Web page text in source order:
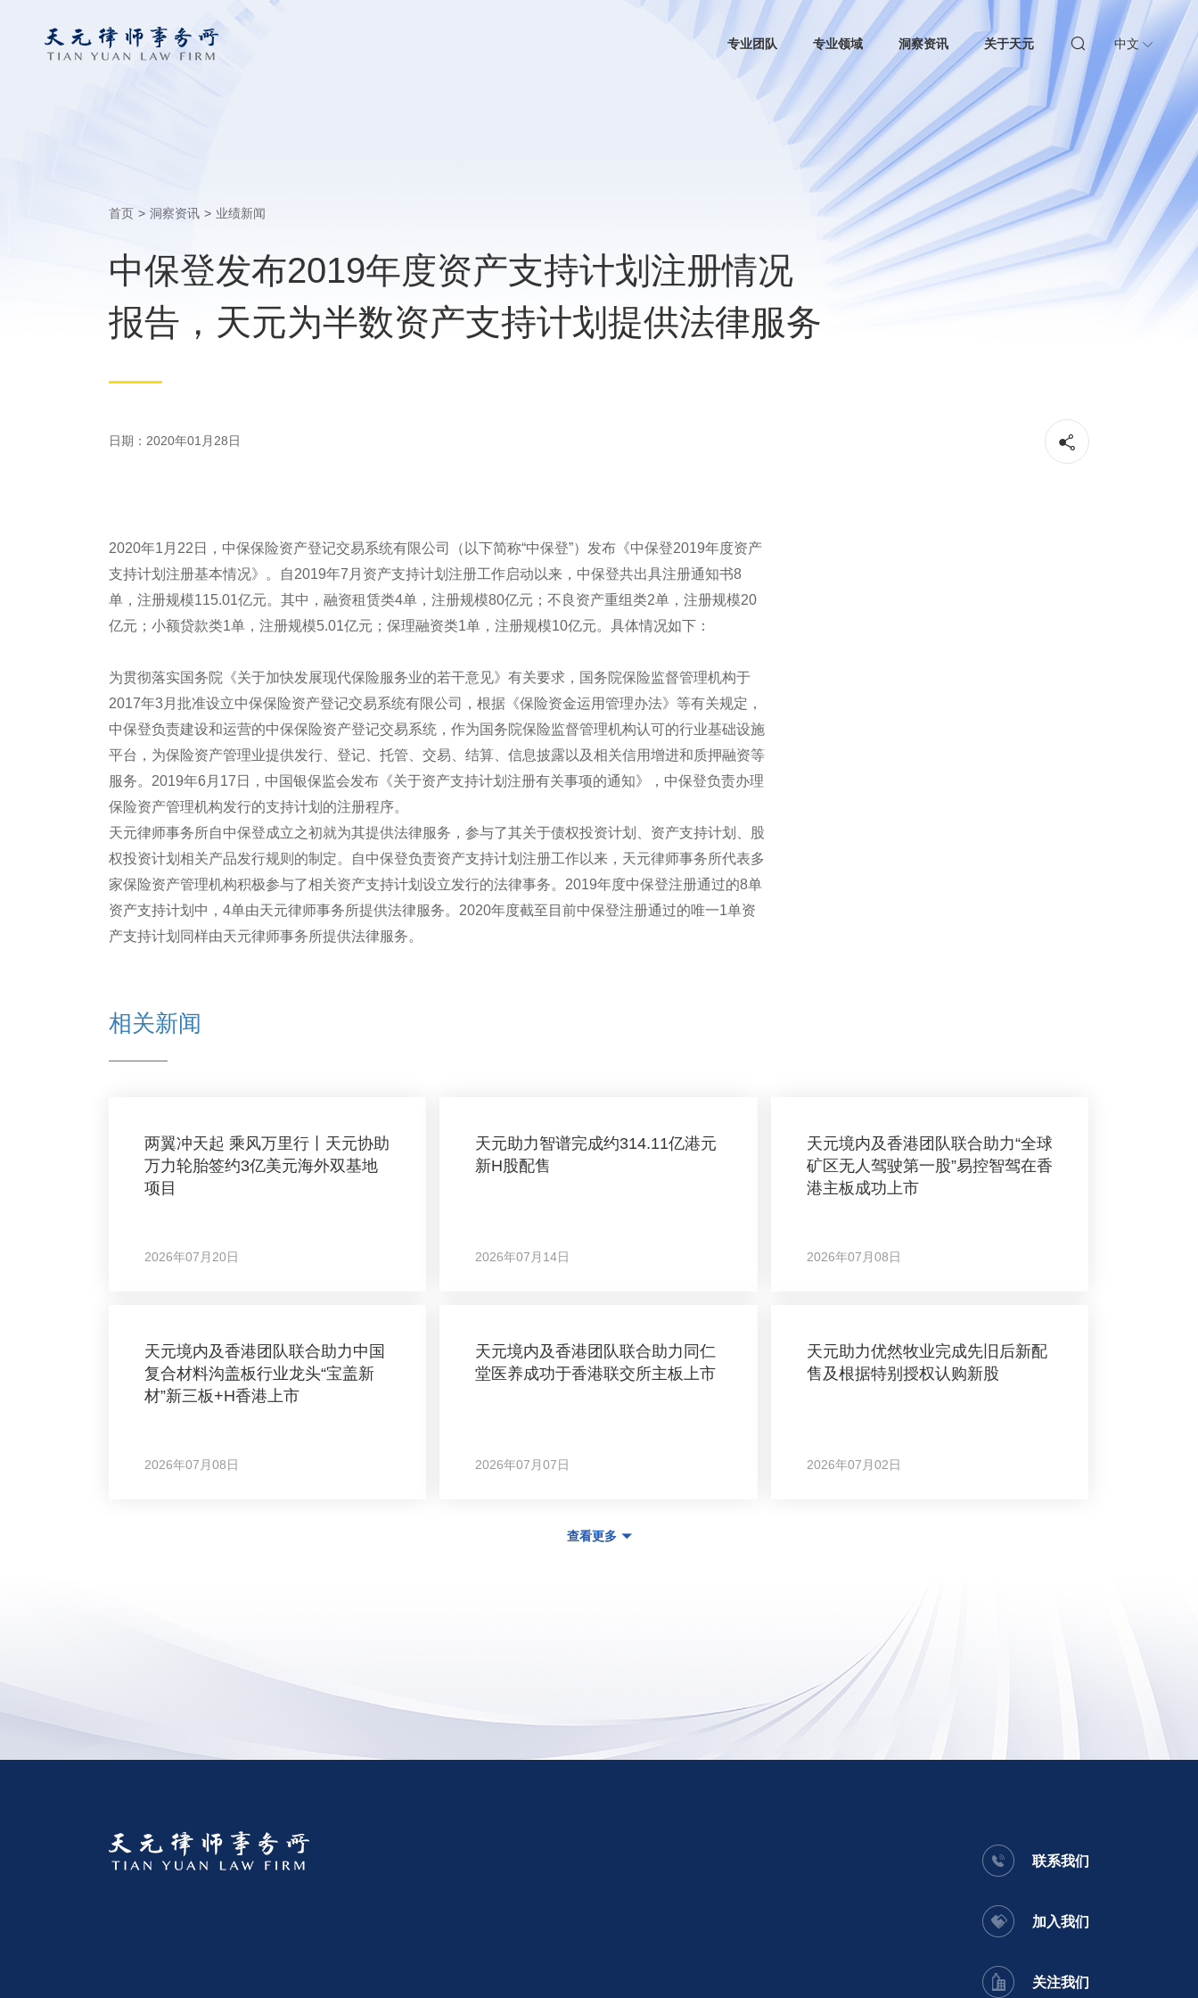
专业团队 专业领域 洞察资讯 关于天元 中文
首页 > 洞察资讯 > 业绩新闻
中保登发布2019年度资产支持计划注册情况
报告，天元为半数资产支持计划提供法律服务
日期：2020年01月28日
2020年1月22日，中保保险资产登记交易系统有限公司（以下简称“中保登”）发布《中保登2019年度资产
支持计划注册基本情况》。自2019年7月资产支持计划注册工作启动以来，中保登共出具注册通知书8
单，注册规模115.01亿元。其中，融资租赁类4单，注册规模80亿元；不良资产重组类2单，注册规模20
亿元；小额贷款类1单，注册规模5.01亿元；保理融资类1单，注册规模10亿元。具体情况如下：
为贯彻落实国务院《关于加快发展现代保险服务业的若干意见》有关要求，国务院保险监督管理机构于
2017年3月批准设立中保保险资产登记交易系统有限公司，根据《保险资金运用管理办法》等有关规定，
中保登负责建设和运营的中保保险资产登记交易系统，作为国务院保险监督管理机构认可的行业基础设施
平台，为保险资产管理业提供发行、登记、托管、交易、结算、信息披露以及相关信用增进和质押融资等
服务。2019年6月17日，中国银保监会发布《关于资产支持计划注册有关事项的通知》，中保登负责办理
保险资产管理机构发行的支持计划的注册程序。
天元律师事务所自中保登成立之初就为其提供法律服务，参与了其关于债权投资计划、资产支持计划、股
权投资计划相关产品发行规则的制定。自中保登负责资产支持计划注册工作以来，天元律师事务所代表多
家保险资产管理机构积极参与了相关资产支持计划设立发行的法律事务。2019年度中保登注册通过的8单
资产支持计划中，4单由天元律师事务所提供法律服务。2020年度截至目前中保登注册通过的唯一1单资
产支持计划同样由天元律师事务所提供法律服务。
相关新闻
两翼冲天起 乘风万里行丨天元协助
万力轮胎签约3亿美元海外双基地
项目
2026年07月20日
天元助力智谱完成约314.11亿港元
新H股配售
2026年07月14日
天元境内及香港团队联合助力“全球
矿区无人驾驶第一股”易控智驾在香
港主板成功上市
2026年07月08日
天元境内及香港团队联合助力中国
复合材料沟盖板行业龙头“宝盖新
材”新三板+H香港上市
2026年07月08日
天元境内及香港团队联合助力同仁
堂医养成功于香港联交所主板上市
2026年07月07日
天元助力优然牧业完成先旧后新配
售及根据特别授权认购新股
2026年07月02日
查看更多
联系我们
加入我们
关注我们